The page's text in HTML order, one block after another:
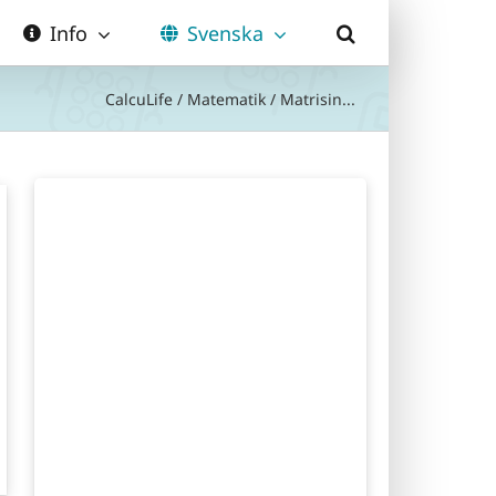
Info Svenska
CalcuLife / Matematik / Matrisin...